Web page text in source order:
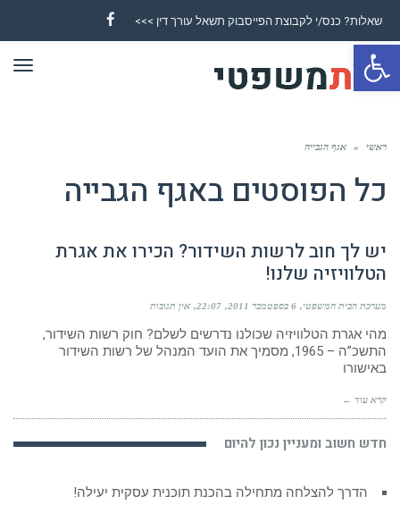
פתח סרגל נגישות
שאלות? כנס/י לקבוצת הפייסבוק תשאל עורך דין >>>
Facebook
ראשי » אגף הגבייה
כל הפוסטים באגף הגבייה
יש לך חוב לרשות השידור? הכירו את אגרת
הטלוויזיה שלנו!
מערכת הבית המשפטי 6 בספטמבר 2011 22:07 אין תגובות
מהי אגרת הטלוויזיה שכולנו נדרשים לשלם? חוק רשות השידור,
התשכ”ה – 1965, מסמיך את הועד המנהל של רשות השידור
באישורו
קרא עוד ←
חדש חשוב ומעניין נכון להיום
הדרך להצלחה מתחילה בהכנת תוכנית עסקית יעילה!